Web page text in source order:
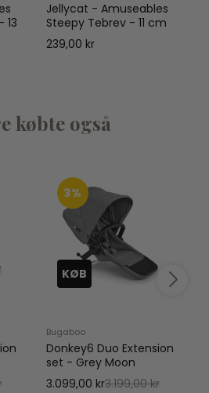
13
Jellycat - Amuseables
Steepy Tebrev - 11 cm
239,00 kr
købte også
3%
KØB
Bugaboo
Donkey6 Duo Extension
set - Grey Moon
3.099,00 kr3.199,00 kr